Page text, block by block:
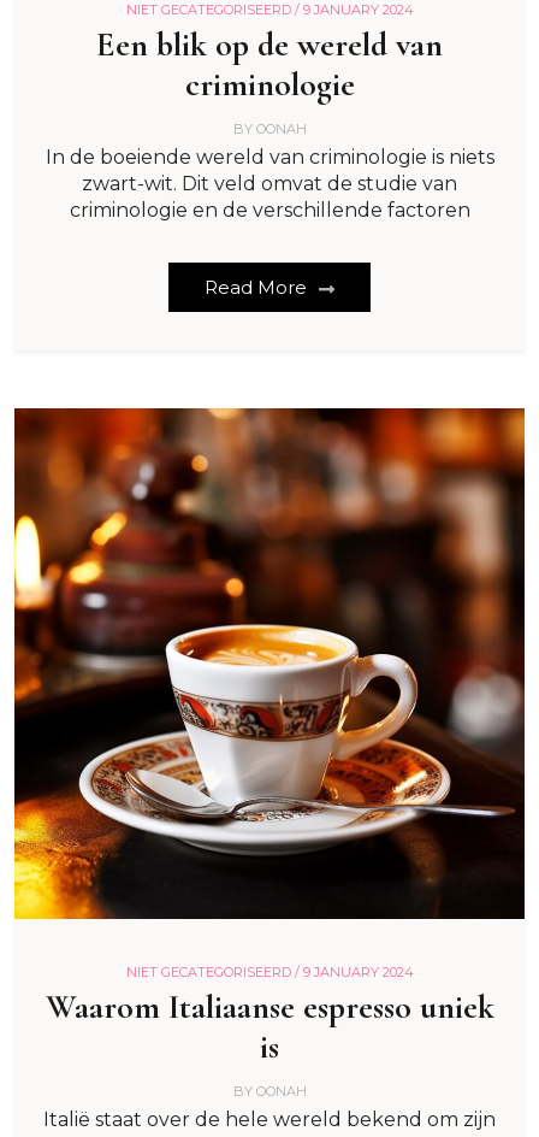
NIET GECATEGORISEERD /9 JANUARY 2024
Een blik op de wereld van
criminologie
BY OONAH
In de boeiende wereld van criminologie is niets
zwart-wit. Dit veld omvat de studie van
criminologie en de verschillende factoren
Read More
NIET GECATEGORISEERD /9 JANUARY 2024
Waarom Italiaanse espresso uniek
is
BY OONAH
Italië staat over de hele wereld bekend om zijn